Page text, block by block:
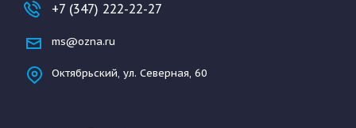
+7 (347) 222-22-27
ms@ozna.ru
Октябрьский, ул. Северная, 60